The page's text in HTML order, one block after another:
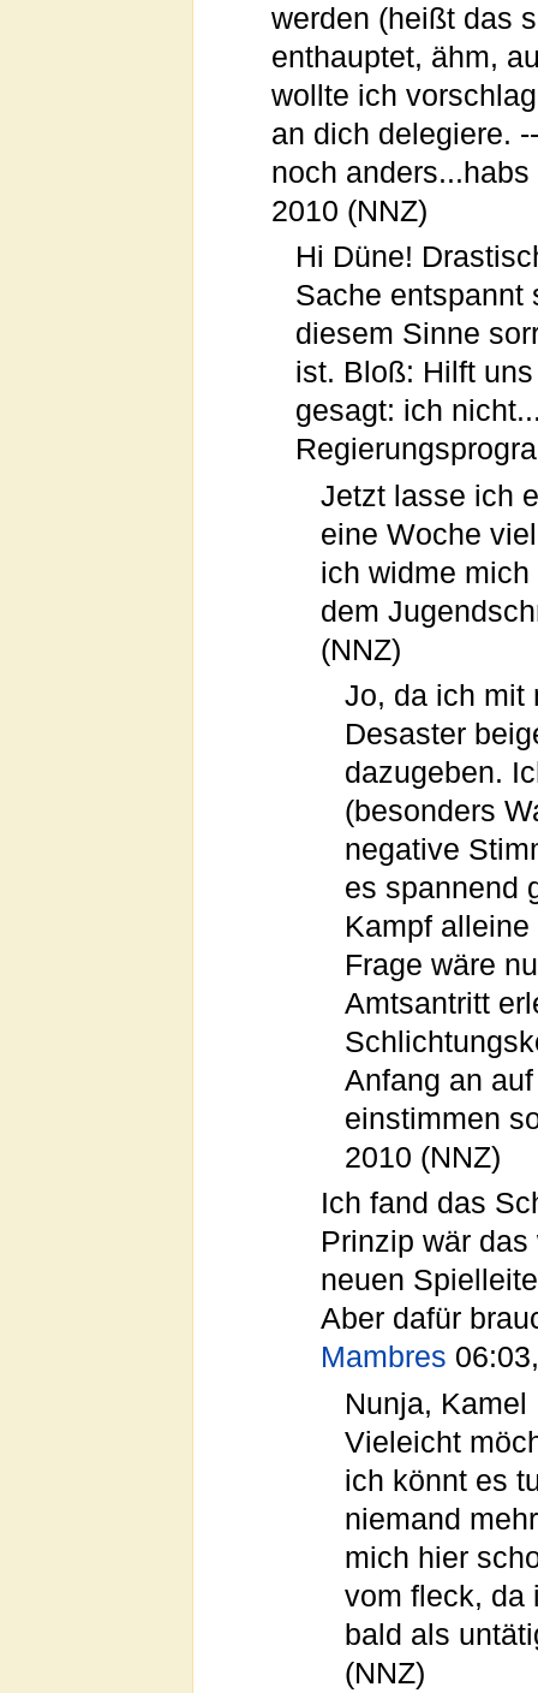
werden (heißt das
enthauptet, ähm,
wollte ich
an dich delegiere. --
noch
2010 (NNZ)
Hi Düne!
Sache entspannt
diesem Sinne
ist. Bloß: Hilft
gesagt: ich
Jetzt lasse ich
eine Woche
ich widme
dem
(NNZ)
Jo, da ich mit
Desaster
dazugeben.
(besonders
negative
es spannend
Kampf
Frage wäre
Amtsantritt
Anfang an
einstimmen
2010 (NNZ)
Ich fand das
Prinzip wär
neuen
Aber dafür
Mambres
Nunja,
Vieleicht
ich könnt es
niemand
mich hier
vom fleck, da
bald als
(NNZ)